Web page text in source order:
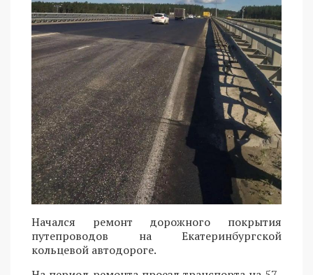
Начался ремонт дорожного покрытия
путепроводов на Екатеринбургской
кольцевой автодороге.